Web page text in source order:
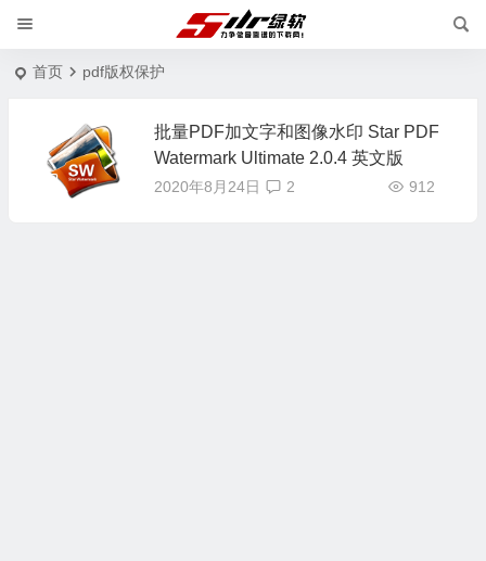
首页 pdf版权保护
批量PDF加文字和图像水印 Star PDF
Watermark Ultimate 2.0.4 英文版
2020年8月24日 912
2